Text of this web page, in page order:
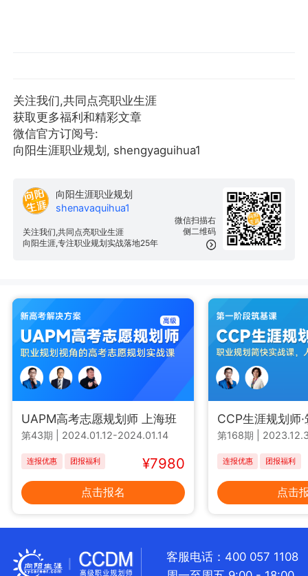
关注我们,共同点亮职业生涯
获取更多福利和精彩文章
微信官方订阅号:
向阳生涯职业规划, shengyaguihua1
微信扫描右
侧二维码
向阳生涯职业规划
shenavaquihua1
关注我们,共同点亮职业生涯
向阳生涯,专注职业规划实战落地25年
UAPM高考志愿规划师 上海班
第43期 2024.01.12-2024.01.14
连报优惠 团报福利 ¥7980
点击报名
CCP生涯规划师
第168期
连报优惠 团报福利
点击
客服电话：400 057 1108